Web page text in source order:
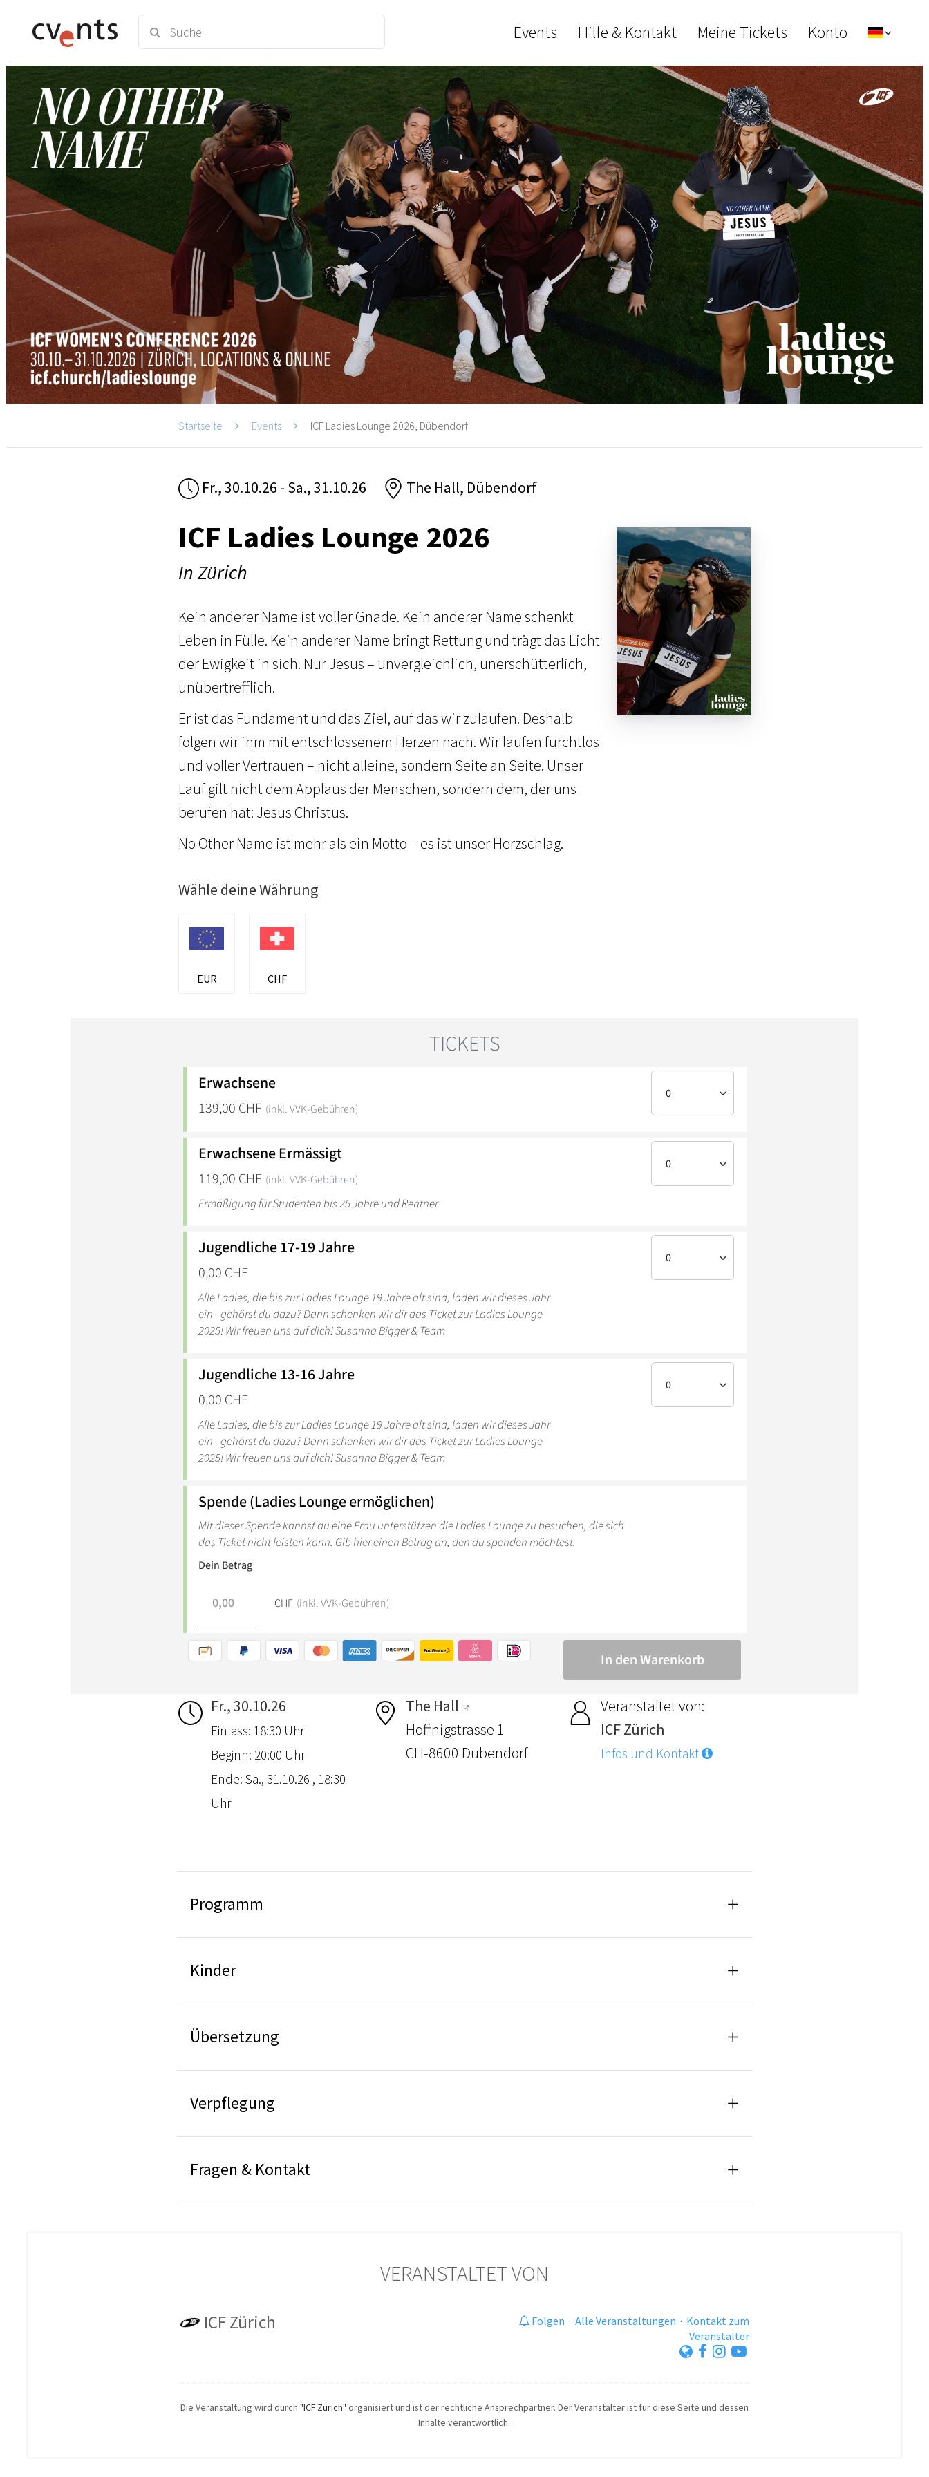
Events Hilfe & Kontakt Meine Tickets Konto
Startseite Events ICF Ladies Lounge 2026, Dübendorf
Fr., 30.10.26 - Sa., 31.10.26 The Hall, Dübendorf
ICF Ladies Lounge 2026
In Zürich
Kein anderer Name ist voller Gnade. Kein anderer Name schenkt
Leben in Fülle. Kein anderer Name bringt Rettung und trägt das Licht
der Ewigkeit in sich. Nur Jesus – unvergleichlich, unerschütterlich,
unübertrefflich.
Er ist das Fundament und das Ziel, auf das wir zulaufen. Deshalb
folgen wir ihm mit entschlossenem Herzen nach. Wir laufen furchtlos
und voller Vertrauen – nicht alleine, sondern Seite an Seite. Unser
Lauf gilt nicht dem Applaus der Menschen, sondern dem, der uns
berufen hat: Jesus Christus.
No Other Name ist mehr als ein Motto – es ist unser Herzschlag.
Wähle deine Währung
EUR CHF
Fr., 30.10.26
Einlass: 18:30 Uhr
Beginn: 20:00 Uhr
Ende: Sa., 31.10.26 , 18:30
Uhr
The Hall
Hoffnigstrasse 1
CH-8600 Dübendorf
Veranstaltet von:
ICF Zürich
Infos und Kontakt
Programm
Kinder
Übersetzung
Verpflegung
Fragen & Kontakt
VERANSTALTET VON
ICF Zürich Folgen · Alle Veranstaltungen · Kontakt zum
Veranstalter
Die Veranstaltung wird durch "ICF Zürich" organisiert und ist der rechtliche Ansprechpartner. Der Veranstalter ist für diese Seite und dessen
Inhalte verantwortlich.